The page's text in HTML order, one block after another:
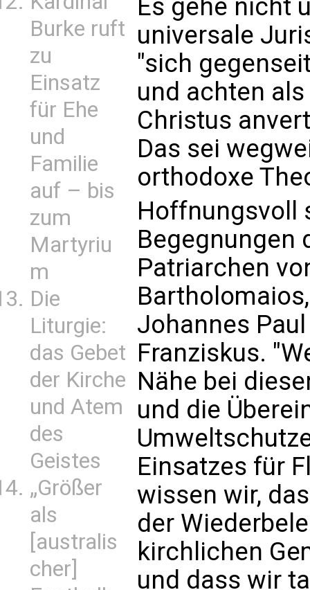
Burke ruft
zu
Einsatz
für Ehe
und
Familie
auf – bis
zum
Martyriu
m
Die
Liturgie:
das Gebet
der Kirche
und Atem
des
Geistes
„Größer
als
[australis
cher]
Es gehe nicht
universale
"sich
und achten
Christus
Das sei
orthodoxe
Hoffnungsvoll
Begegnungen
Patriarchen
Johannes
Franziskus.
Nähe bei
und die
Einsatzes für
wissen wir,
der
kirchlichen
und dass wir